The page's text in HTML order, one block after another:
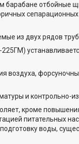
барабане отбойные
из двух рядов труб
воздуха,
и контрольно-
кроме
питательных
воды,